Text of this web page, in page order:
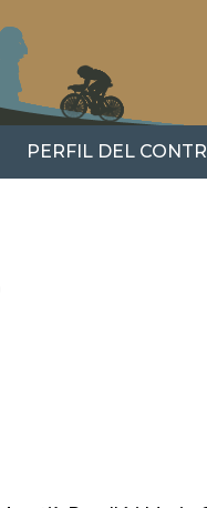
PERFIL DEL